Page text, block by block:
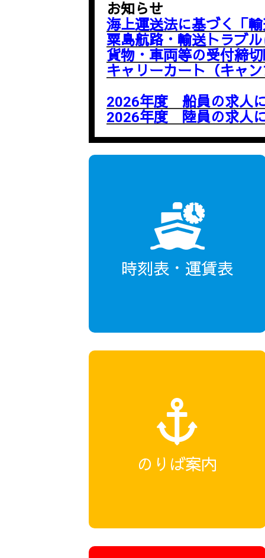
お知らせ
海上運送法に基づく「
粟島航路・輸送トラブ
貨物・車両等の受付締
キャリーカート（キャ
2026年度 船員の求人
2026年度 陸員の求人
時刻表・運賃表
のりば案内